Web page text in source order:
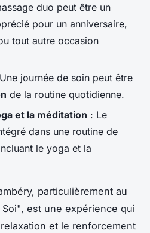
duo peut être un
pour un anniversaire,
tout autre occasion
journée de soin peut être
de la routine quotidienne.
et la méditation : Le
dans une routine de
le yoga et la
particulièrement au
est une expérience qui
et le renforcement